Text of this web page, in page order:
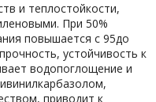
и теплостойкости,
При 50%
повышается с 95до
устойчивость к
водопоглощение и
приводит к